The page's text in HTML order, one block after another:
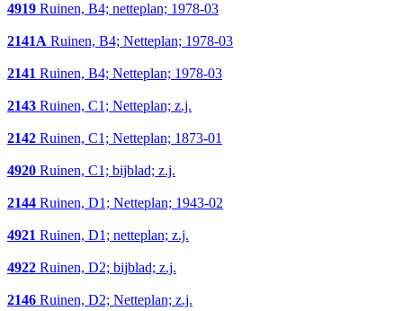
4919 Ruinen, B4; netteplan; 1978-03
2141A Ruinen, B4; Netteplan; 1978-03
2141 Ruinen, B4; Netteplan; 1978-03
2143 Ruinen, C1; Netteplan; z.j.
2142 Ruinen, C1; Netteplan; 1873-01
4920 Ruinen, C1; bijblad; z.j.
2144 Ruinen, D1; Netteplan; 1943-02
4921 Ruinen, D1; netteplan; z.j.
4922 Ruinen, D2; bijblad; z.j.
2146 Ruinen, D2; Netteplan; z.j.